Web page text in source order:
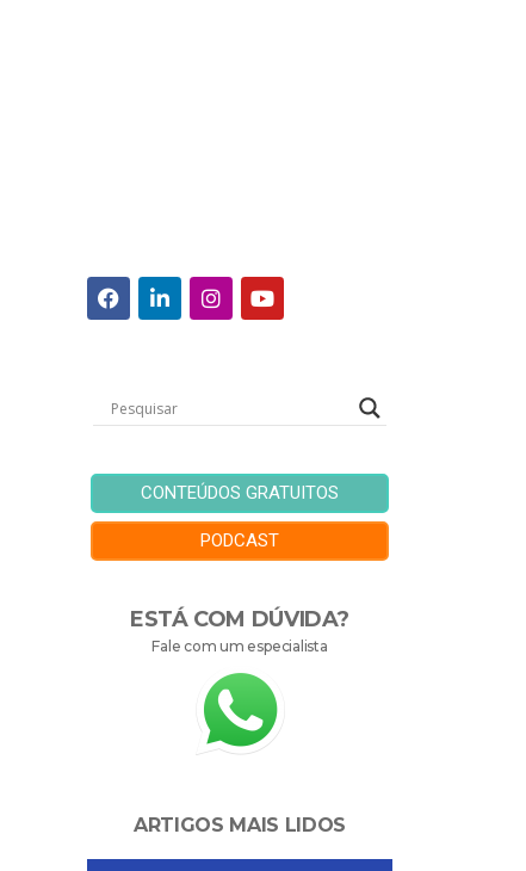
CONTEÚDOS GRATUITOS
PODCAST
ESTÁ COM DÚVIDA?
Fale com um especialista
ARTIGOS MAIS LIDOS